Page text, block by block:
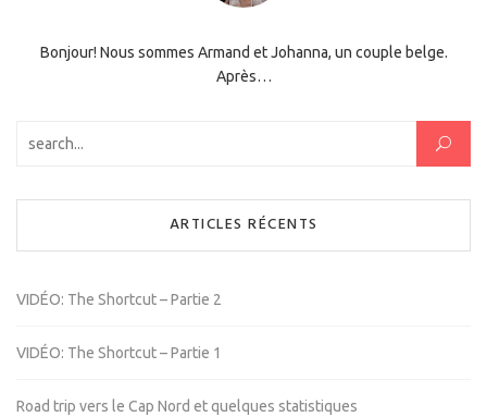
Bonjour! Nous sommes Armand et Johanna, un couple belge.
Après…
ARTICLES RÉCENTS
VIDÉO: The Shortcut – Partie 2
VIDÉO: The Shortcut – Partie 1
Road trip vers le Cap Nord et quelques statistiques